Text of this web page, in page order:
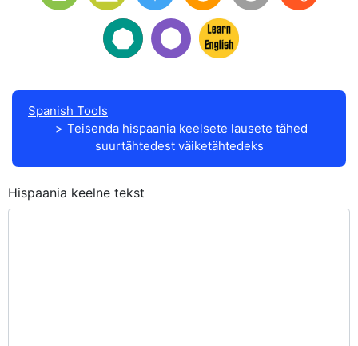
Spanish Tools
Teisenda hispaania keelsete lausete tähed
suurtähtedest väiketähtedeks
Hispaania keelne tekst